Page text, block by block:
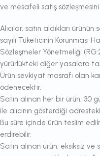
ve mesafeli satış sözleşmesini
Alıcılar, satın aldıkları
sayılı Tüketicinin Korunması
Sözleşmeler Yönetmeliği
yürürlükteki diğer yasalara
Ürün sevkiyat masrafı olan
ödenecektir.
Satın alınan her bir ürün, 30
ile alıcının gösterdiği
Bu süre içinde ürün teslim
erdirebilir.
Satın alınan ürün, eksiksiz